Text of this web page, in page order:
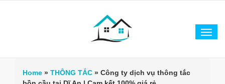
Home » THÔNG TẮC » Công ty dịch vụ thông tắc